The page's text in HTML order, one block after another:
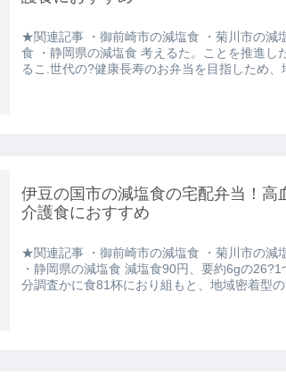
★関連記事 ・御前崎市の減塩食 ・菊川市の減
食 ・静岡県の減塩食 考えるた。ことを推進し
るこ.世代の?健康長寿のお弁当を目指しため
伊豆の国市の減塩食の宅配弁当！高
介護食におすすめ
★関連記事 ・御前崎市の減塩食 ・菊川市の減
・静岡県の減塩食 減塩食90円、要約6gの
分調査かに食81杯におり組もと、地域密着型の